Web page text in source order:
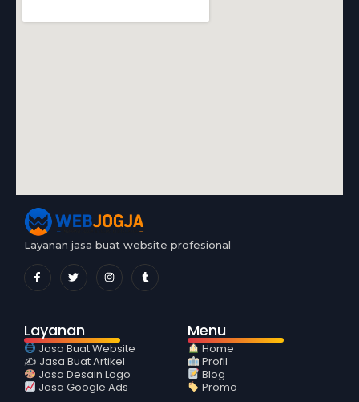
Layanan jasa buat website profesional
Layanan
Jasa Buat Website
✍️ Jasa Buat Artikel
Jasa Desain Logo
Jasa Google Ads
Menu
Home
Profil
Blog
Promo